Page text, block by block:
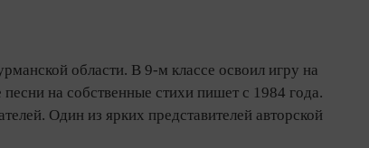
области. В 9-м классе освоил игру на
на собственные стихи пишет с 1984 года.
Один из ярких представителей авторской